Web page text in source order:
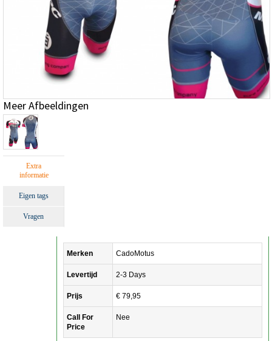
Meer Afbeeldingen
Extra
informatie
Eigen tags
Vragen
Merken CadoMotus
Levertijd 2-3 Days
Prijs € 79,95
Call For
Price
Nee